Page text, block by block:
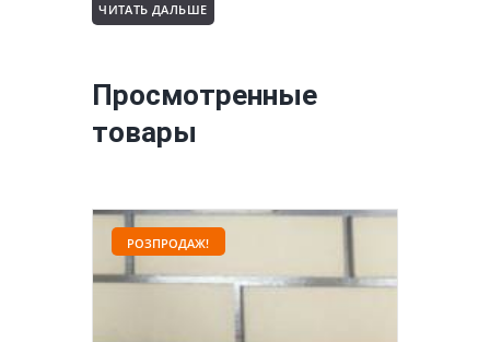
ЧИТАТЬ ДАЛЬШЕ
Просмотренные
товары
РОЗПРОДАЖ!